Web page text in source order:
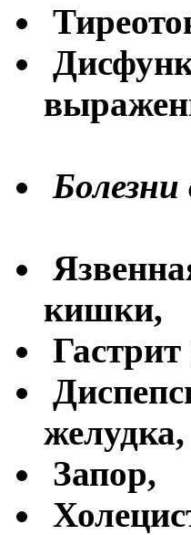
Болезни
кишки,
Гастрит
желудка,
Запор,